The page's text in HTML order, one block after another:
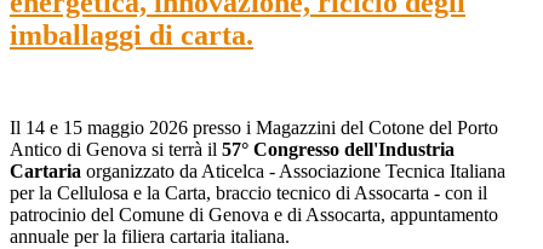
imballaggi di carta.
Il 14 e 15 maggio 2026 presso i Magazzini del Cotone del Porto
Antico di Genova si terrà il 57° Congresso dell'Industria
Cartaria organizzato da Aticelca - Associazione Tecnica Italiana
per la Cellulosa e la Carta, braccio tecnico di Assocarta - con il
patrocinio del Comune di Genova e di Assocarta, appuntamento
annuale per la filiera cartaria italiana.